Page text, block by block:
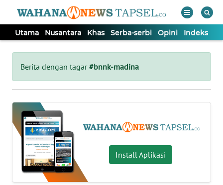
Utama Nusantara Khas Serba-serbi Opini Indeks
Berita dengan tagar#bnnk-madina
Install Aplikasi
Tutup
UTAMA
NUSANTARA
KHAS
SERBA-